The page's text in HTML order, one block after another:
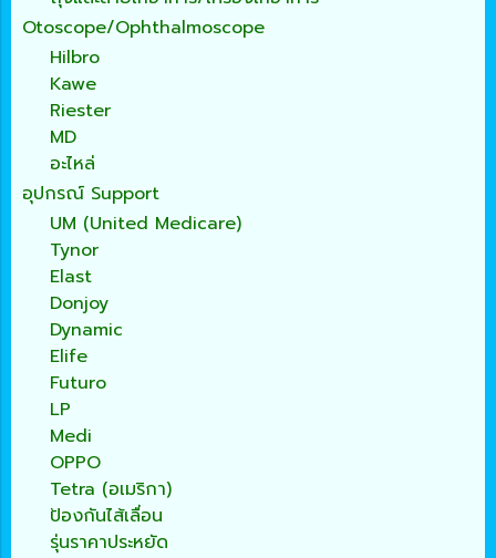
Otoscope/Ophthalmoscope
Hilbro
Kawe
Riester
MD
อะไหล่
อุปกรณ์ Support
UM (United Medicare)
Tynor
Elast
Donjoy
Dynamic
Elife
Futuro
LP
Medi
OPPO
Tetra (อเมริกา)
ป้องกันไส้เลื่อน
รุ่นราคาประหยัด